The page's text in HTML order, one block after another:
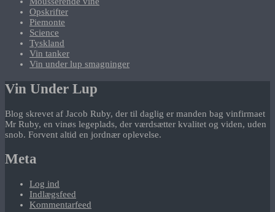
Opskrifter
Piemonte
Science
Tyskland
Vin tanker
Vin under lup smagninger
Vin Under Lup
Blog skrevet af Jacob Ruby, der til daglig er manden bag vinfirmaet
Mr Ruby, en vinøs legeplads, der værdsætter kvalitet og viden, uden
snob. Forvent altid en jordnær oplevelse.
Meta
Log ind
Indlægsfeed
Kommentarfeed